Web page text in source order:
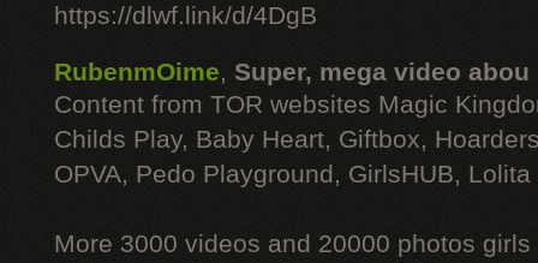
https://dlwf.link/d/4DgB
RubenmOime, Super, mega video abou
Content from TOR websites Magic
Childs Play, Baby Heart, Giftbox,
OPVA, Pedo Playground, GirlsHUB, Lolita
More 3000 videos and 20000 photos